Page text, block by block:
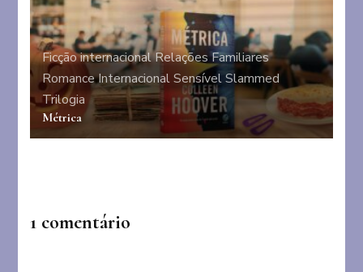
Ficção internacionalRelações Familiares
Romance Internacional Sensível Slammed
Trilogia
Métrica
1 comentário